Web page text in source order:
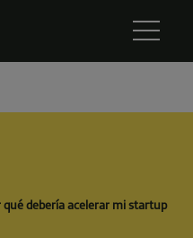
qué debería acelerar mi startup